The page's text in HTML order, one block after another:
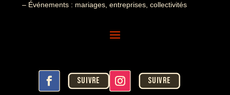
– Événements : mariages, entreprises, collectivités
Suivre Suivre